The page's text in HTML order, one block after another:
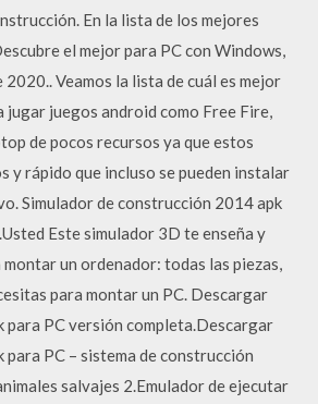
En la lista de los mejores
el mejor para PC con Windows,
Veamos la lista de cuál es mejor
jugar juegos android como Free Fire,
de pocos recursos ya que estos
y rápido que incluso se pueden instalar
Simulador de construcción 2014 apk
Este simulador 3D te enseña y
un ordenador: todas las piezas,
para montar un PC. Descargar
para PC versión completa.Descargar
PC – sistema de construcción
salvajes 2.Emulador de ejecutar